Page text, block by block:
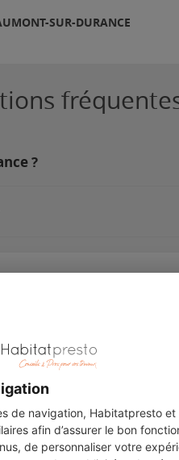
de navigation, Habitatpresto et
afin d’assurer le bon
de personnaliser votre
SUR-DURANCE
?
Légal
Charte